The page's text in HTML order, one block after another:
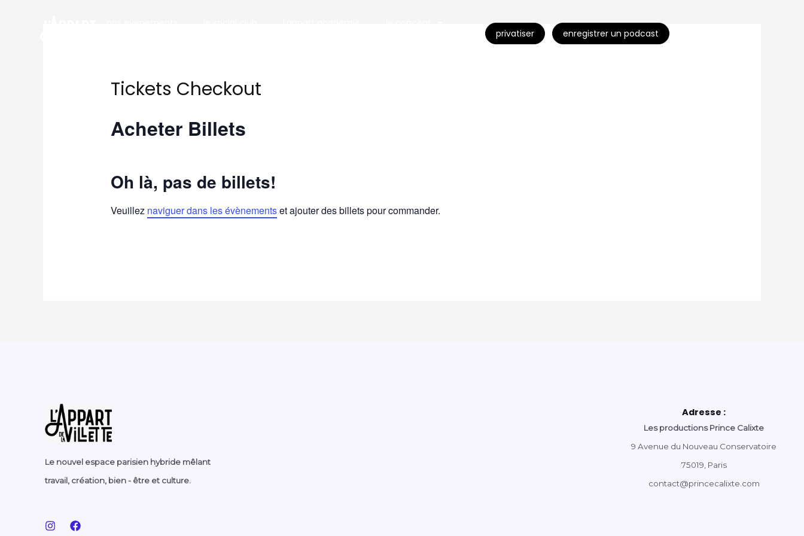
privatiser enregistrer un podcast
Tickets Checkout
Acheter Billets
Oh là, pas de billets!
Veuillez naviguer dans les évènementset ajouter des billets pour commander.
Le nouvel espace parisien hybride mêlant
travail, création, bien - être et culture.
Adresse :
Les productions Prince Calixte
9 Avenue du Nouveau Conservatoire
75019, Paris
contact@princecalixte.com